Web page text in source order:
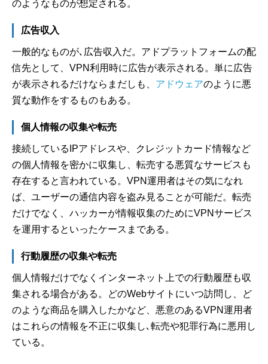
のようなものが想定される。
広告収入
一般的なものが､広告収入だ。アドプラットフォームの配
信先として、VPN利用時に広告が表示される。単に広告
が表示されるだけならまだしも、 アドウェアのように悪
質な動作をするものもある。
個人情報の収集や転売
接続しているIPアドレスや、クレジットカード情報など
の個人情報を密かに収集し、転売する悪質なサービスも
存在すると言われている。VPN運用者はその気になれ
ば、ユーザーの通信内容を盗み見ることが可能だ。転売
だけでなく、ハッカーが情報収集のためにVPNサービス
を運用するといったケースまである。
行動履歴の収集や転売
個人情報だけでなくインターネット上での行動履歴も収
集される場合がある。どのWebサイトにいつ訪問し、ど
のような商品を購入したかなど、悪意のあるVPN運用者
はこれらの情報を不正に収集し､転売や犯罪行為に悪用し
ている。